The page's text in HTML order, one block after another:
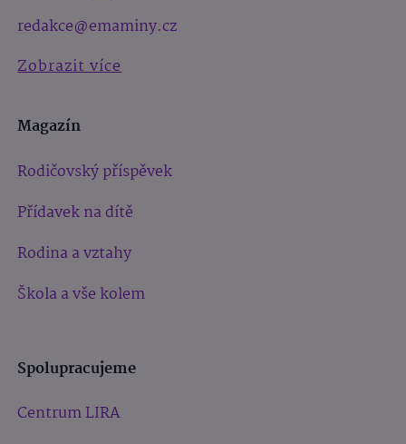
redakce@emaminy.cz
Zobrazit více
Magazín
Rodičovský příspěvek
Přídavek na dítě
Rodina a vztahy
Škola a vše kolem
Spolupracujeme
Centrum LIRA